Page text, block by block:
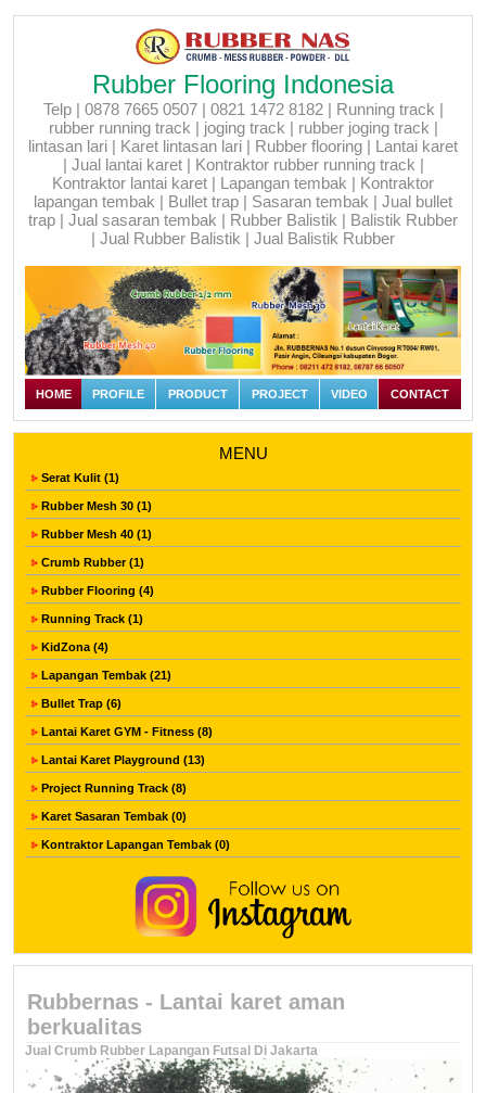
Rubber Flooring Indonesia
Telp | 0878 7665 0507 | 0821 1472 8182 | Running track |
rubber running track | joging track | rubber joging track |
lintasan lari | Karet lintasan lari | Rubber flooring | Lantai karet
| Jual lantai karet | Kontraktor rubber running track |
Kontraktor lantai karet | Lapangan tembak | Kontraktor
lapangan tembak | Bullet trap | Sasaran tembak | Jual bullet
trap | Jual sasaran tembak | Rubber Balistik | Balistik Rubber
| Jual Rubber Balistik | Jual Balistik Rubber
HOME PROFILE PRODUCT PROJECT VIDEO CONTACT
MENU
Serat Kulit (1)
Rubber Mesh 30 (1)
Rubber Mesh 40 (1)
Crumb Rubber (1)
Rubber Flooring (4)
Running Track (1)
KidZona (4)
Lapangan Tembak (21)
Bullet Trap (6)
Lantai Karet GYM - Fitness (8)
Lantai Karet Playground (13)
Project Running Track (8)
Karet Sasaran Tembak (0)
Kontraktor Lapangan Tembak (0)
Rubbernas - Lantai karet aman
berkualitas
Jual Crumb Rubber Lapangan Futsal Di Jakarta